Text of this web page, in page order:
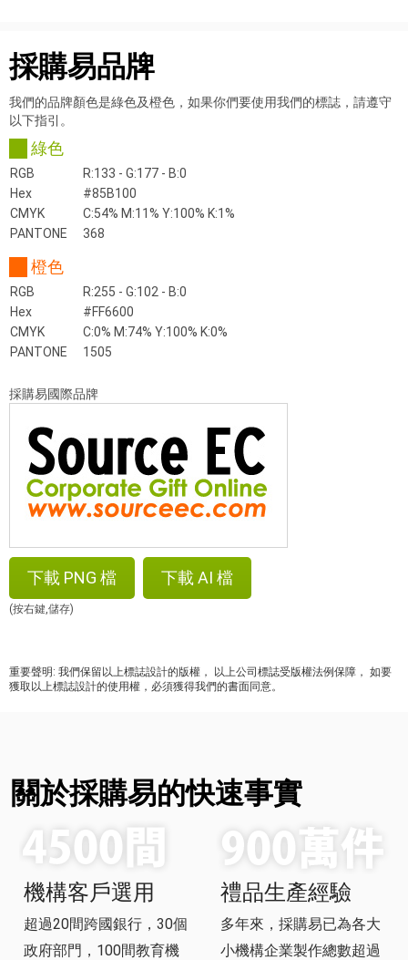
採購易品牌
我們的品牌顏色是綠色及橙色，如果你們要使用我們的標誌，請遵守
以下指引。
綠色
RGB
R:133 - G:177 - B:0
Hex
#85B100
CMYK
C:54% M:11% Y:100% K:1%
PANTONE
368
橙色
RGB
R:255 - G:102 - B:0
Hex
#FF6600
CMYK
C:0% M:74% Y:100% K:0%
PANTONE
1505
採購易國際品牌
下載 PNG 檔 下載 AI 檔
(按右鍵,儲存)
重要聲明: 我們保留以上標誌設計的版權， 以上公司標誌受版權法例保障， 如要
獲取以上標誌設計的使用權，必須獲得我們的書面同意。
關於採購易的快速事實
機構客戶選用
超過20間跨國銀行，30個
政府部門，100間教育機
禮品生產經驗
多年來，採購易已為各大
小機構企業製作總數超過